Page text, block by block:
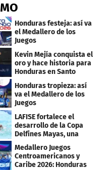
Honduras festeja: así va
el Medallero de los
Juegos
Centroamericanos y
Caribe 2026
Kevin Mejía conquista el
oro y hace historia para
Honduras en Santo
Honduras tropieza: así
va el Medallero de los
Juegos
Centroamericanos y
Caribe 2026
LAFISE fortalece el
desarrollo de la Copa
Delfines Mayas, una
fiesta para la natación
Medallero Juegos
Centroamericanos y
Caribe 2026: Honduras